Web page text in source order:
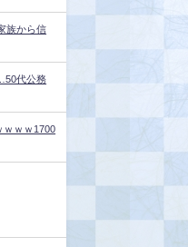
族から信
代公務
ｗｗｗ1700